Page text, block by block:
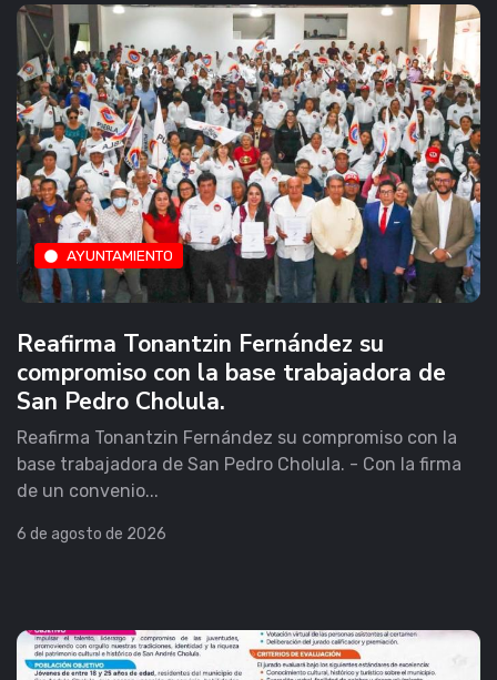
AYUNTAMIENTO
Reafirma Tonantzin Fernández su
compromiso con la base trabajadora de
San Pedro Cholula.
Reafirma Tonantzin Fernández su compromiso con la
base trabajadora de San Pedro Cholula. - Con la firma
de un convenio...
6 de agosto de 2026